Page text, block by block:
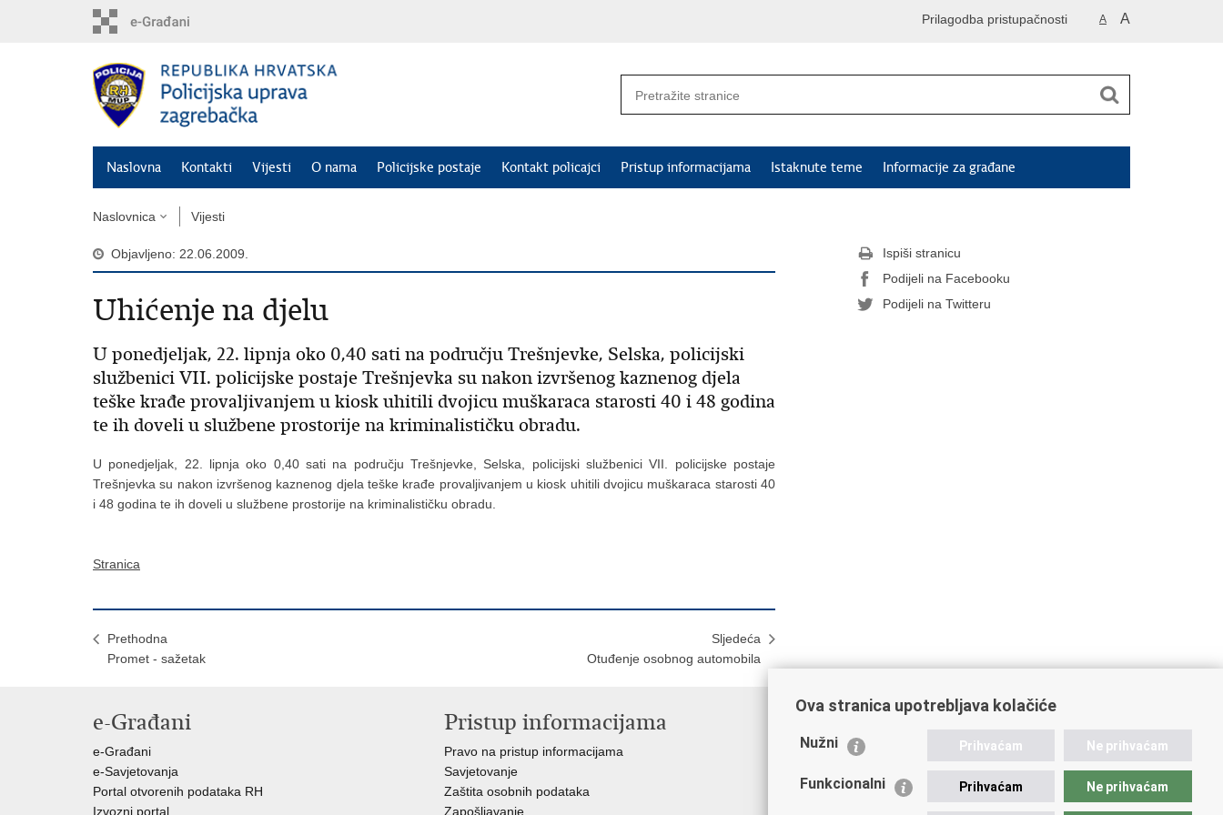
A A
Prilagodba pristupačnosti
Naslovna Kontakti Vijesti O nama Policijske postaje Kontakt policajci Pristup informacijama Istaknute teme Informacije za građane
Naslovnica Vijesti
Objavljeno: 22.06.2009.
Uhićenje na djelu
U ponedjeljak, 22. lipnja oko 0,40 sati na području Trešnjevke, Selska, policijski
službenici VII. policijske postaje Trešnjevka su nakon izvršenog kaznenog djela
teške krađe provaljivanjem u kiosk uhitili dvojicu muškaraca starosti 40 i 48 godina
te ih doveli u službene prostorije na kriminalističku obradu.
U ponedjeljak, 22. lipnja oko 0,40 sati na području Trešnjevke, Selska, policijski službenici VII. policijske postaje
Trešnjevka su nakon izvršenog kaznenog djela teške krađe provaljivanjem u kiosk uhitili dvojicu muškaraca starosti 40
i 48 godina te ih doveli u službene prostorije na kriminalističku obradu.
Stranica
Prethodna
Promet - sažetak
Sljedeća
Otuđenje osobnog automobila
Ispiši stranicu
Podijeli na Facebooku
Podijeli na Twitteru
e-Građani
e-Građani
e-Savjetovanja
Portal otvorenih podataka RH
Izvozni portal
Pristup informacijama
Pravo na pristup informacijama
Savjetovanje
Zaštita osobnih podataka
Zapošljavanje
Važne poveznice
Ministarstvo unutarnjih poslova
Udruge
Ova stranica upotrebljava kolačiće
Nužni Prihvaćam Ne prihvaćam
Funkcionalni Prihvaćam Ne prihvaćam